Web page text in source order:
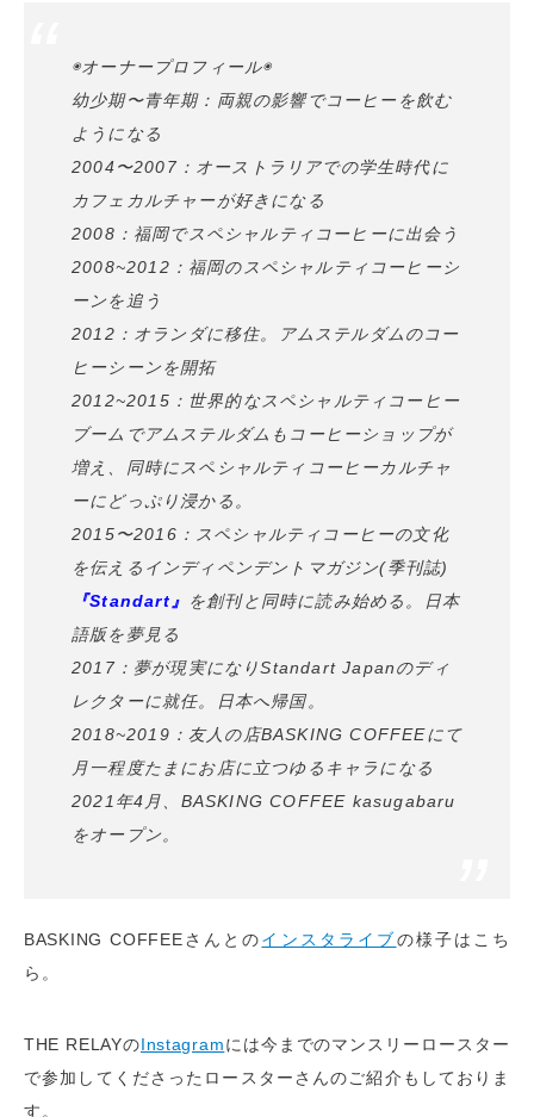
◉オーナープロフィール◉
幼少期〜青年期：両親の影響でコーヒーを飲む
ようになる
2004〜2007：オーストラリアでの学生時代に
カフェカルチャーが好きになる
2008：福岡でスペシャルティコーヒーに出会う
2008~2012：福岡のスペシャルティコーヒーシ
ーンを追う
2012：オランダに移住。アムステルダムのコー
ヒーシーンを開拓
2012~2015：世界的なスペシャルティコーヒー
ブームでアムステルダムもコーヒーショップが
増え、同時にスペシャルティコーヒーカルチャ
ーにどっぷり浸かる。
2015〜2016：スペシャルティコーヒーの文化
を伝えるインディペンデントマガジン(季刊誌)
『Standart 』 を創刊と同時に読み始める。日本
語版を夢見る
2017：夢が現実になりStandart Japanのディ
レクターに就任。日本へ帰国。
2018~2019：友人の店BASKING COFFEEにて
月一程度たまにお店に立つゆるキャラになる
2021年4月、BASKING COFFEE kasugabaru
をオープン。
BASKING COFFEEさんとのインスタライブの様子はこち
ら。
THE RELAYのInstagramには今までのマンスリーロースター
で参加してくださったロースターさんのご紹介もしておりま
す。